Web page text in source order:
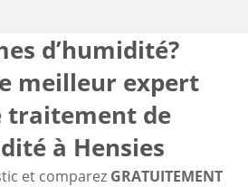
d’humidité?
meilleur expert
traitement de
à Hensies
et comparez GRATUITEMENT